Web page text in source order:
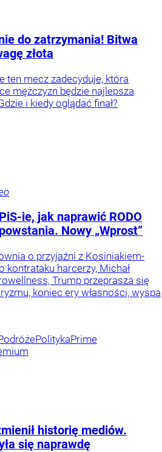
do zatrzymania! Bitwa
złota
ten mecz zadecyduje, która
mężczyzn będzie najlepsza
i kiedy oglądać finał?
ie, jak naprawić RODO
Nowy „Wprost”
o przyjaźni z Kosiniakiem-
kontrataku harcerzy, Michał
Trump przeprasza się
koniec ery własności, wyspa
PolitykaPrime
historię mediów.
się naprawdę